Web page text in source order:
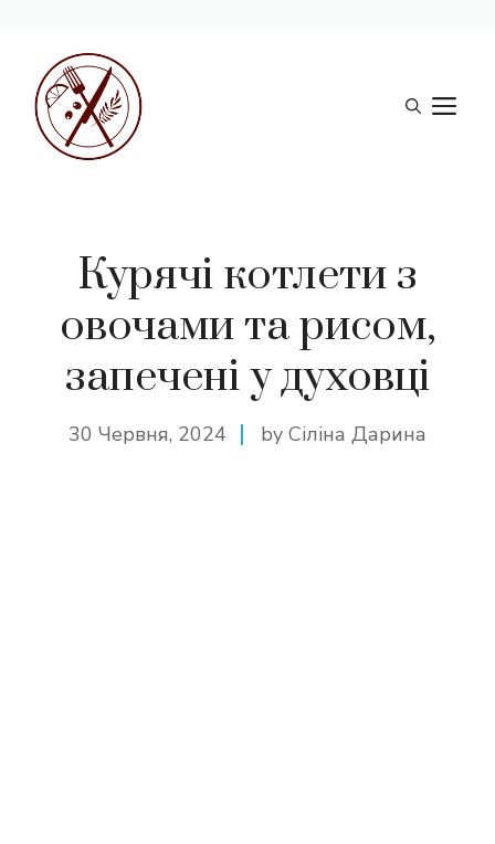
вмісту
Курячі котлети з
овочами та рисом,
запечені у духовці
30 Червня, 2024 by Сіліна Дарина